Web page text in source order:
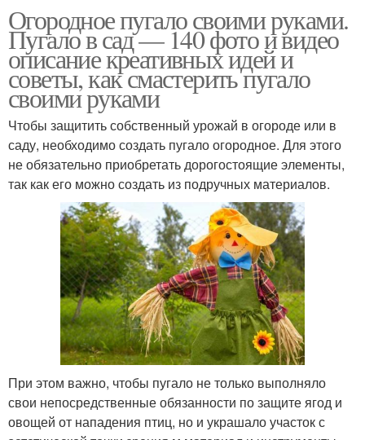
Огородное пугало своими руками.
Пугало в сад — 140 фото и видео
описание креативных идей и
советы, как смастерить пугало
своими руками
Чтобы защитить собственный урожай в огороде или в
саду, необходимо создать пугало огородное. Для этого
не обязательно приобретать дорогостоящие элементы,
так как его можно создать из подручных материалов.
При этом важно, чтобы пугало не только выполняло
свои непосредственные обязанности по защите ягод и
овощей от нападения птиц, но и украшало участок с